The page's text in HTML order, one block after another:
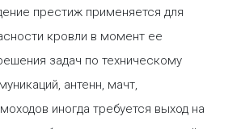
престиж применяется для
кровли в момент ее
задач по техническому
антенн, мачт,
иногда требуется выход на